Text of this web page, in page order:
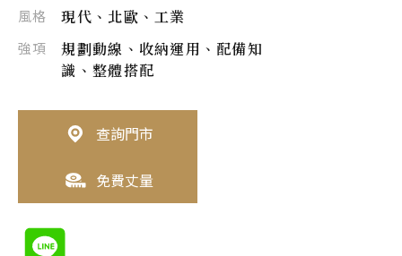
風格 現代、北歐、工業
強項
規劃動線、收納運用、配備知
識、整體搭配
查詢門市
免費丈量